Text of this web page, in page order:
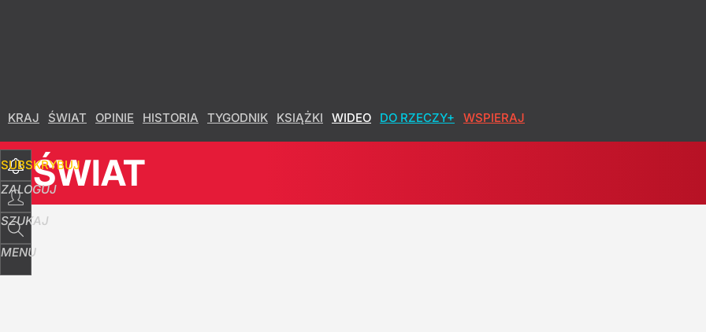
KRAJ ŚWIAT OPINIE HISTORIA TYGODNIK KSIĄŻKI WIDEO DO RZECZY+ WSPIERAJ
SUBSKRYBUJ
ZALOGUJ
SZUKAJ
MENU
ŚWIAT